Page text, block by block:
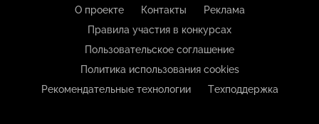
О проекте Контакты
Реклама
Правила участия в конкурсах
Пользовательское соглашение
Политика использования cookies
Рекомендательные технологии
Техподдержка